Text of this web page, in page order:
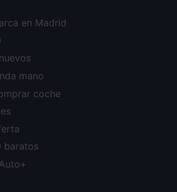
en Madrid
mano
coche
baratos